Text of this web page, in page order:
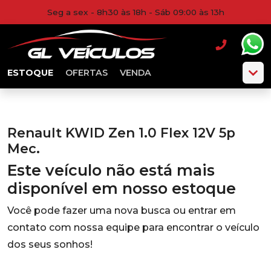
Seg a sex - 8h30 às 18h - Sáb 09:00 às 13h
ESTOQUE OFERTAS VENDA
Renault KWID Zen 1.0 Flex 12V 5p
Mec.
Este veículo não está mais
disponível em nosso estoque
Você pode fazer uma nova busca ou entrar em
contato com nossa equipe para encontrar o veículo
dos seus sonhos!